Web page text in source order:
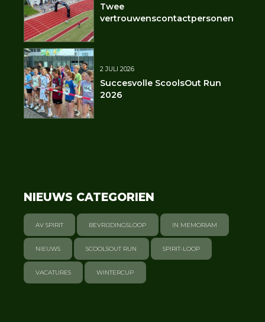
Twee
vertrouwenscontactpersonen
2 JULI 2026
Succesvolle ScoolsOut Run
2026
NIEUWS CATEGORIEN
AV SPIRIT BEVRIJDINGSLOOP IN MEMORIAM
NIEUWS SCOOLSOUT RUN SPIRIT-LOOP
VACATURES WINTERCUP